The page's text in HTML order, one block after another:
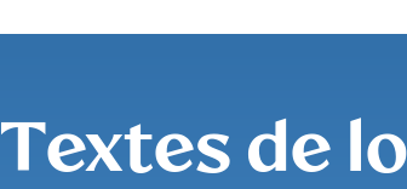
Textes de